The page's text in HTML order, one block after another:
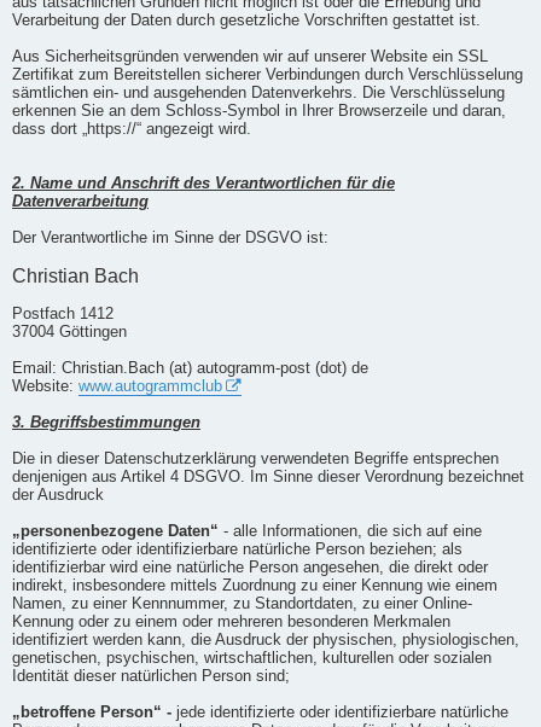
Verarbeitung der Daten durch gesetzliche Vorschriften gestattet ist.
Aus Sicherheitsgründen verwenden wir auf unserer Website ein SSL
Zertifikat zum Bereitstellen sicherer Verbindungen durch Verschlüsselung
sämtlichen ein- und ausgehenden Datenverkehrs. Die Verschlüsselung
erkennen Sie an dem Schloss-Symbol in Ihrer Browserzeile und daran,
dass dort „https://“ angezeigt wird.
2. Name und Anschrift des Verantwortlichen für die
Datenverarbeitung
Der Verantwortliche im Sinne der DSGVO ist:
Christian Bach
Postfach 1412
37004 Göttingen
Email: Christian.Bach (at) autogramm-post (dot) de
Website: www.autogrammclub
3. Begriffsbestimmungen
Die in dieser Datenschutzerklärung verwendeten Begriffe entsprechen
denjenigen aus Artikel 4 DSGVO. Im Sinne dieser Verordnung bezeichnet
der Ausdruck
„personenbezogene Daten“ - alle Informationen, die sich auf eine
identifizierte oder identifizierbare natürliche Person beziehen; als
identifizierbar wird eine natürliche Person angesehen, die direkt oder
indirekt, insbesondere mittels Zuordnung zu einer Kennung wie einem
Namen, zu einer Kennnummer, zu Standortdaten, zu einer Online-
Kennung oder zu einem oder mehreren besonderen Merkmalen
identifiziert werden kann, die Ausdruck der physischen, physiologischen,
genetischen, psychischen, wirtschaftlichen, kulturellen oder sozialen
Identität dieser natürlichen Person sind;
„betroffene Person“ - jede identifizierte oder identifizierbare natürliche